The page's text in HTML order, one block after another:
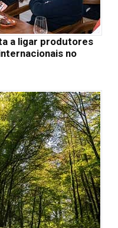
a ligar produtores
no